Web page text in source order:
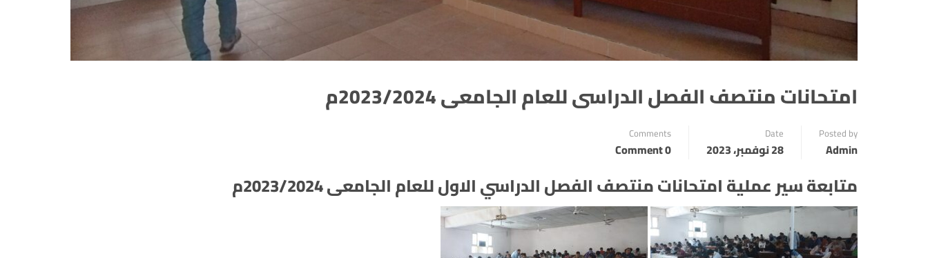
امتحانات منتصف الفصل الدراسى للعام الجامعى 2023/2024م
Posted by
Admin
Date
28 نوفمبر، 2023
Comments
0 Comment
متابعة سير عملية امتحانات منتصف الفصل الدراسي الاول للعام الجامعى 2023/2024م